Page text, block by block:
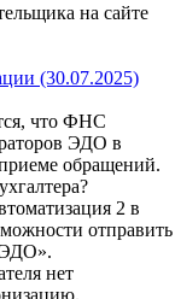
на сайте
(30.07.2025)
что ФНС
ЭДО в
обращений.
2 в
отправить
нет